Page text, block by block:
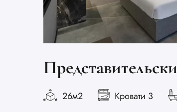
26м2 Кровати 3